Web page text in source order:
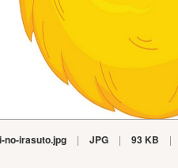
no-irasuto.jpg | JPG | 93 KB |